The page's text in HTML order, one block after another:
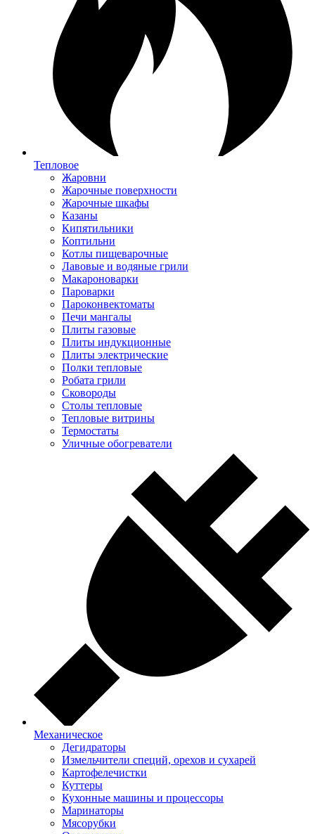
Тепловое
Жаровни
Жарочные поверхности
Жарочные шкафы
Казаны
Кипятильники
Коптильни
Котлы пищеварочные
Лавовые и водяные грили
Макароноварки
Пароварки
Пароконвектоматы
Печи мангалы
Плиты газовые
Плиты индукционные
Плиты электрические
Полки тепловые
Робата грили
Сковороды
Столы тепловые
Тепловые витрины
Термостаты
Уличные обогреватели
Механическое
Дегидраторы
Измельчители специй, орехов и сухарей
Картофелечистки
Куттеры
Кухонные машины и процессоры
Маринаторы
Мясорубки